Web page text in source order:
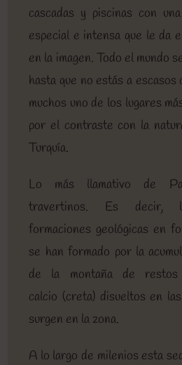
cascadas y piscinas con
especial e intensa que le da
en la imagen. Todo el mundo
hasta que no estás a
muchos uno de los lugares
por el contraste con la
Turquía.
Lo más llamativo de
travertinos. Es decir,
formaciones geológicas en
se han formado por la
de la montaña de
calcio (creta) disueltos en
surgen en la zona.
A lo largo de milenios esta